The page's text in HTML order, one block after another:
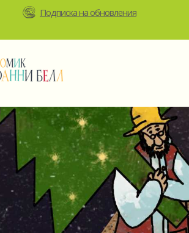
Подписка на обновления